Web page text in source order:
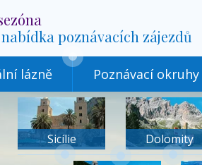
poznávacích zájezdů
lázně Poznávací okruhy
Sicílie Dolomity